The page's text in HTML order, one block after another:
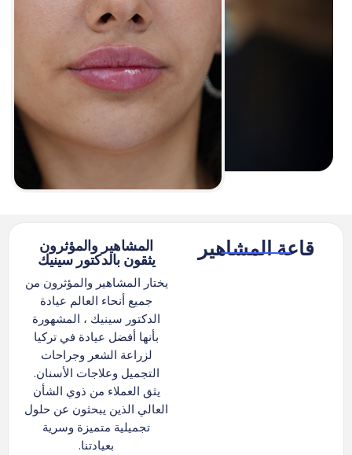
المشاهير والمؤثرون
يثقون بالدكتور سينيك
يختار المشاهير والمؤثرون من
جميع أنحاء العالم عيادة
الدكتور سينيك ، المشهورة
بأنها أفضل عيادة في تركيا
لزراعة الشعر وجراحات
التجميل وعلاجات الأسنان.
يثق العملاء من ذوي الشأن
العالي الذين يبحثون عن حلول
تجميلية متميزة وسرية
بعيادتنا.
قاعة المشاهير